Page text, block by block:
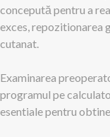
concepută pentru a
exces, repozitionarea
cutanat.
Examinarea
programul pe
esentiale pentru